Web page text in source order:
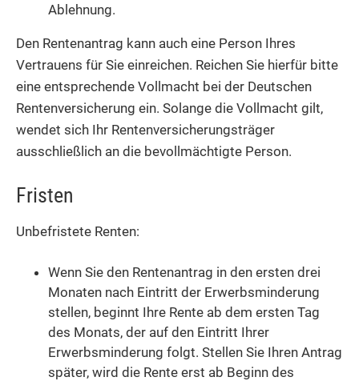
Ablehnung.
Den Rentenantrag kann auch eine Person Ihres
Vertrauens für Sie einreichen. Reichen Sie hierfür bitte
eine entsprechende Vollmacht bei der Deutschen
Rentenversicherung ein. Solange die Vollmacht gilt,
wendet sich Ihr Rentenversicherungsträger
ausschließlich an die bevollmächtigte Person.
Fristen
Unbefristete Renten:
Wenn Sie den Rentenantrag in den ersten drei
Monaten nach Eintritt der Erwerbsminderung
stellen, beginnt Ihre Rente ab dem ersten Tag
des Monats, der auf den Eintritt Ihrer
Erwerbsminderung folgt. Stellen Sie Ihren Antrag
später, wird die Rente erst ab Beginn des